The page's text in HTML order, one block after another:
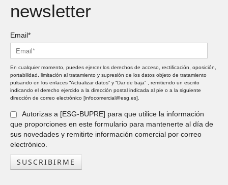
newsletter
Email*
En cualquier momento, puedes ejercer los derechos de acceso, rectificación, oposición,
portabilidad, limitación al tratamiento y supresión de los datos objeto de tratamiento
pulsando en los enlaces “Actualizar datos” y “Dar de baja” , remitiendo un escrito
indicando el derecho ejercido a la dirección postal indicada al pie o a la siguiente
dirección de correo electrónico [infocomercial@esg.es].
Autorizas a [ESG-BUPRE] para que utilice la información
que proporciones en este formulario para mantenerte al día de
sus novedades y remitirte información comercial por correo
electrónico.
SUSCRIBIRME